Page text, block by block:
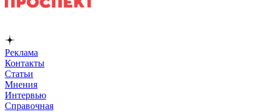
Реклама
Контакты
Статьи
Мнения
Интервью
Справочная